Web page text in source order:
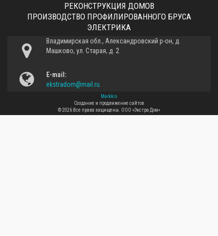
РЕКОНСТРУКЦИЯ ДОМОВ
ПРОИЗВОДСТВО ПРОФИЛИРОВАННОГО БРУСА
ЭЛЕКТРИКА
Владимирская обл., Александровский р-он, д.
Машково, ул. Старая, д. 2
E-mail:
ekstradom@mail.ru
Markkis
Создание и продвижение сайтов
© 2026 Все права защищены. ООО «Экстра Дом»